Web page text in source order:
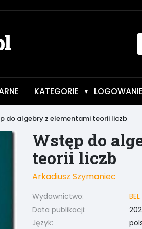
KATEGORIE ▼ LOGOWANIE
do algebry z elementami teorii liczb
Wstęp do
teorii liczb
Arkadiusz Szymaniec
Wydawnictwo:
Data publikacji:
Język: